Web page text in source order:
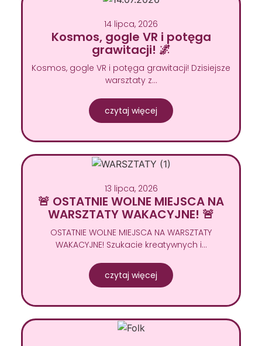
14 lipca, 2026
Kosmos, gogle VR i potęga
grawitacji! 🌌
Kosmos, gogle VR i potęga grawitacji! Dzisiejsze
warsztaty z…
czytaj więcej
13 lipca, 2026
🚨 OSTATNIE WOLNE MIEJSCA NA
WARSZTATY WAKACYJNE! 🚨
OSTATNIE WOLNE MIEJSCA NA WARSZTATY
WAKACYJNE! Szukacie kreatywnych i…
czytaj więcej